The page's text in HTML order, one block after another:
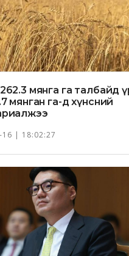
мянга га талбайд
мянган га-д хүнсний
16 | 18:02:27